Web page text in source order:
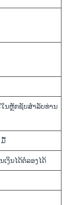
ນຫຼັກຊັບສໍາລັບທ່ານ
ມື້
ງິນໄດ້ຕໍ່ລອງໄດ້